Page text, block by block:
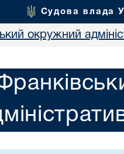
Судова влада
окружний